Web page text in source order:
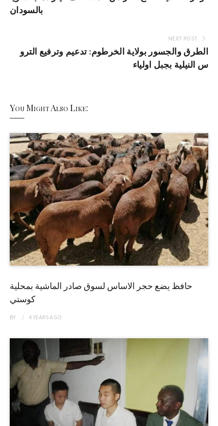
بالسودان
NEXT POST
الطرق والجسور بولاية الخرطوم: تدعيم وترفيع الترو
س النيلية بجبل اولياء
You Might Also Like:
حافظ يضع حجر الاساس لسوق صادر الماشية بمحلية
كوستي
BY 4 YEARSAGO